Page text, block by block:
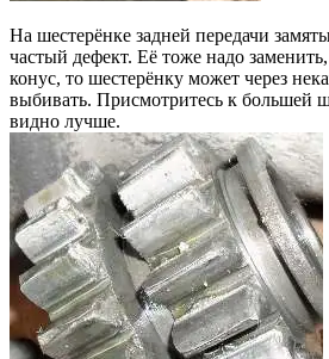
На шестерёнке задней передачи
частый дефект. Её тоже надо
конус, то шестерёнку может через
выбивать. Присмотритесь к большей
видно лучше.